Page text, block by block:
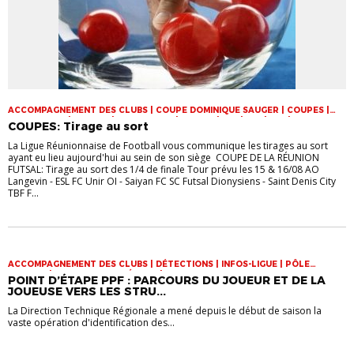
ACCOMPAGNEMENT DES CLUBS | COUPE DOMINIQUE SAUGER | COUPES |
FOOT LOISIR | FUTSAL | INFOS-LIGUE | JEUNES | U14 | U15 | U17 | VIE DES
CLUBS
COUPES: Tirage au sort
La Ligue Réunionnaise de Football vous communique les tirages au sort
ayant eu lieu aujourd'hui au sein de son siège COUPE DE LA RÉUNION
FUTSAL: Tirage au sort des 1/4 de finale Tour prévu les 15 & 16/08 AO
Langevin - ESL FC Unir OI - Saiyan FC SC Futsal Dionysiens - Saint Denis City
TBF F...
ACCOMPAGNEMENT DES CLUBS | DÉTECTIONS | INFOS-LIGUE | PÔLE
ESPOIRS | SPORT-ETUDE FÉMININ | VIE DES CLUBS
POINT D’ÉTAPE PPF : PARCOURS DU JOUEUR ET DE LA
JOUEUSE VERS LES STRU...
La Direction Technique Régionale a mené depuis le début de saison la
vaste opération d'identification des...